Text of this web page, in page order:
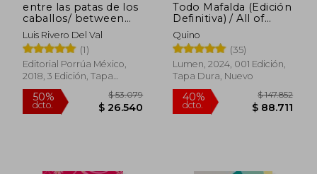
Rápido Rápido
entre las patas de los
caballos/ between
the legs of the horses
Luis Rivero Del Val
(1)
Editorial Porrúa México,
2018, 3 Edición, Tapa
Blanda, Nuevo
Todo Mafalda (Edición
Definitiva) / All of
Mafalda (Ultimate
Edition)
Quino
(35)
Lumen, 2024, 001 Edición,
Tapa Dura, Nuevo